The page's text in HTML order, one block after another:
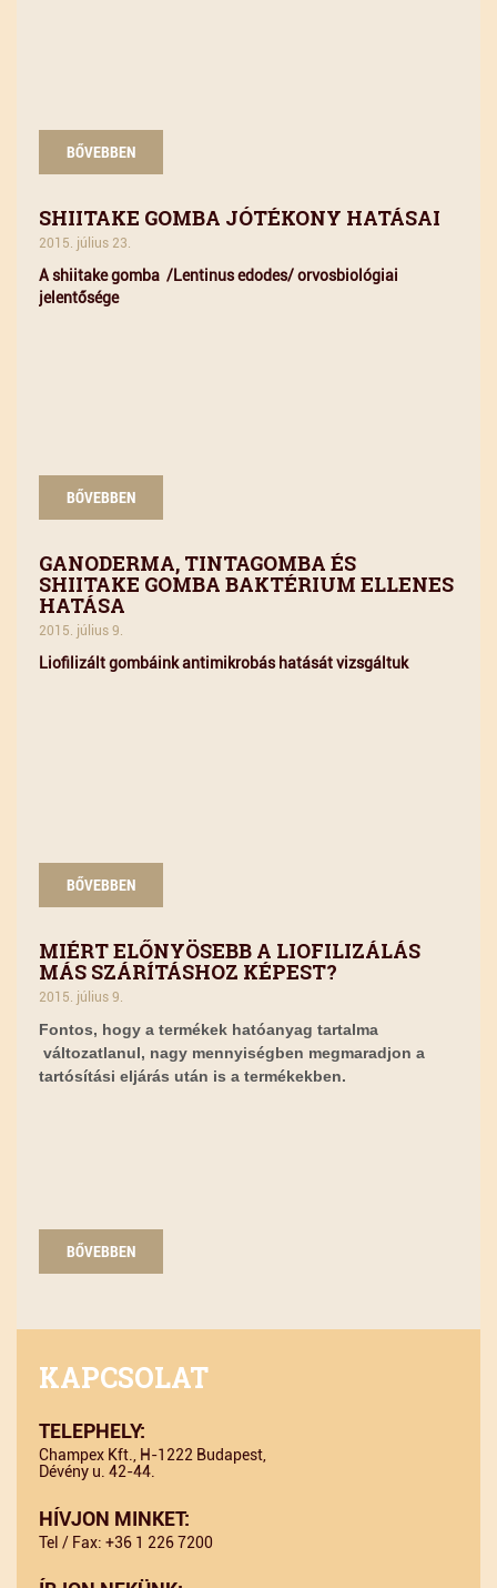
BŐVEBBEN
SHIITAKE GOMBA JÓTÉKONY HATÁSAI
2015. július 23.
A shiitake gomba /Lentinus edodes/ orvosbiológiai
jelentősége
BŐVEBBEN
GANODERMA, TINTAGOMBA ÉS
SHIITAKE GOMBA BAKTÉRIUM ELLENES
HATÁSA
2015. július 9.
Liofilizált gombáink antimikrobás hatását vizsgáltuk
BŐVEBBEN
MIÉRT ELŐNYÖSEBB A LIOFILIZÁLÁS
MÁS SZÁRÍTÁSHOZ KÉPEST?
2015. július 9.
Fontos, hogy a termékek hatóanyag tartalma
változatlanul, nagy mennyiségben megmaradjon a
tartósítási eljárás után is a termékekben.
BŐVEBBEN
KAPCSOLAT
TELEPHELY:
Champex Kft., H-1222 Budapest,
Dévény u. 42-44.
HÍVJON MINKET:
Tel / Fax: +36 1 226 7200